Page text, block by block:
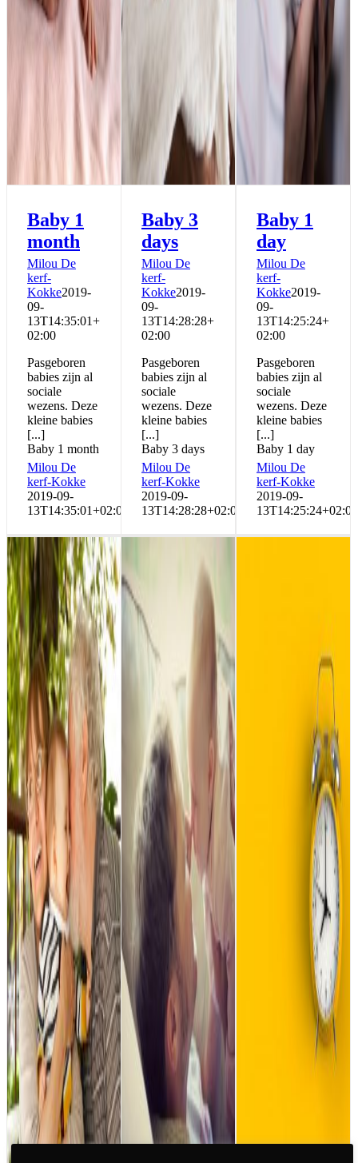
Baby 1
month
Milou De
kerf-
Kokke2019-
09-
13T14:35:01+
02:00
Pasgeboren
babies zijn al
sociale
wezens. Deze
kleine babies
[...]
Baby 1 month
Milou De
kerf-Kokke
2019-09-
13T14:35:01+02:00
Baby 3
days
Milou De
kerf-
Kokke2019-
09-
13T14:28:28+
02:00
Pasgeboren
babies zijn al
sociale
wezens. Deze
kleine babies
[...]
Baby 3 days
Milou De
kerf-Kokke
2019-09-
13T14:28:28+02:00
Baby 1
day
Milou De
kerf-
Kokke2019-
09-
13T14:25:24+
02:00
Pasgeboren
babies zijn al
sociale
wezens. Deze
kleine babies
[...]
Baby 1 day
Milou De
kerf-Kokke
2019-09-
13T14:25:24+02:00